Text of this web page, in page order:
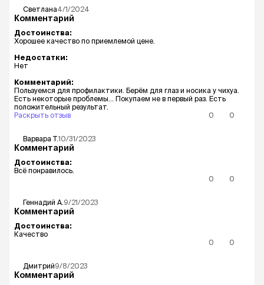
Светлана4/1/2024
Комментарий
Достоинства:
Хорошее качество по приемлемой цене.
Недостатки:
Нет
Комментарий:
Пользуемся для профилактики. Берём для глаз и носика у чихуа.
Есть некоторые проблемы... Покупаем не в первый раз. Есть
положительный результат.
Раскрыть отзыв
0 0
Варвара Т.10/31/2023
Комментарий
Достоинства:
Всё понравилось.
0
0
Геннадий А. 9/21/2023
Комментарий
Достоинства:
Качество
0
0
Дмитрий9/8/2023
Комментарий